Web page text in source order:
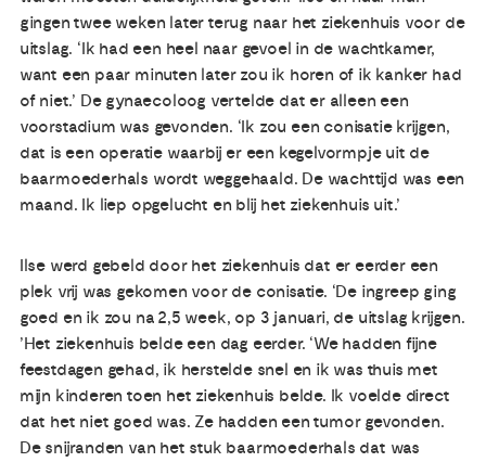
gingen twee weken later terug naar het ziekenhuis voor de
uitslag. ‘Ik had een heel naar gevoel in de wachtkamer,
want een paar minuten later zou ik horen of ik kanker had
of niet.’ De gynaecoloog vertelde dat er alleen een
voorstadium was gevonden. ‘Ik zou een conisatie krijgen,
dat is een operatie waarbij er een kegelvormpje uit de
baarmoederhals wordt weggehaald. De wachttijd was een
maand. Ik liep opgelucht en blij het ziekenhuis uit.’
Ilse werd gebeld door het ziekenhuis dat er eerder een
plek vrij was gekomen voor de conisatie. ‘De ingreep ging
goed en ik zou na 2,5 week, op 3 januari, de uitslag krijgen.
’Het ziekenhuis belde een dag eerder. ‘We hadden fijne
feestdagen gehad, ik herstelde snel en ik was thuis met
mijn kinderen toen het ziekenhuis belde. Ik voelde direct
dat het niet goed was. Ze hadden een tumor gevonden.
De snijranden van het stuk baarmoederhals dat was